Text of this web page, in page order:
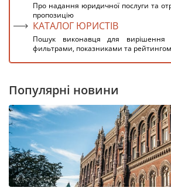
Про надання юридичної послуги та
пропозицію
КАТАЛОГ ЮРИСТІВ
Пошук виконавця для
фильтрами, показниками та рейтингом
Популярні новини